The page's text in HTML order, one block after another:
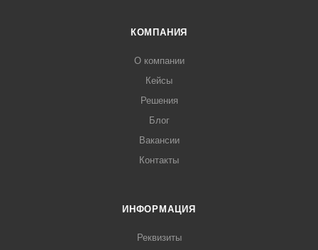
КОМПАНИЯ
О компании
Кейсы
Решения
Блог
Вакансии
Контакты
ИНФОРМАЦИЯ
Реквизиты